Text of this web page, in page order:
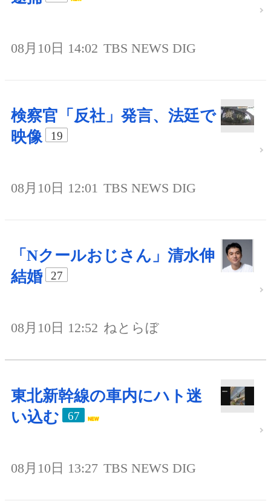
08月10日 14:02 TBS NEWS DIG
検察官「反社」発言、法廷で
映像
19
08月10日 12:01 TBS NEWS DIG
「Nクールおじさん」清水伸
結婚
27
08月10日 12:52 ねとらぼ
東北新幹線の車内にハト迷
い込む
67
08月10日 13:27 TBS NEWS DIG